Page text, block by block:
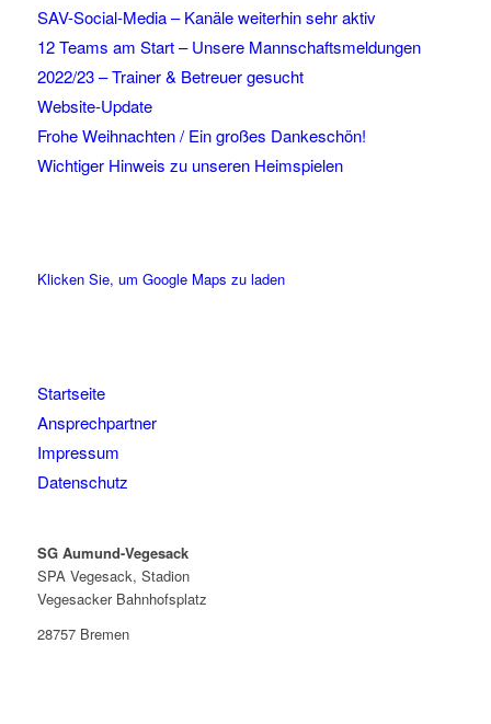
SAV-Social-Media – Kanäle weiterhin sehr aktiv
12 Teams am Start – Unsere Mannschaftsmeldungen
2022/23 – Trainer & Betreuer gesucht
Website-Update
Frohe Weihnachten / Ein großes Dankeschön!
Wichtiger Hinweis zu unseren Heimspielen
Klicken Sie, um Google Maps zu laden
Startseite
Ansprechpartner
Impressum
Datenschutz
SG Aumund-Vegesack
SPA Vegesack, Stadion
Vegesacker Bahnhofsplatz
28757 Bremen